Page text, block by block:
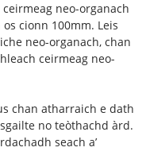
neo-organach
cionn 100mm. Leis
neo-organach, chan
ceirmeag neo-
chan atharraich e dath
no teòthachd àrd.
seach a’